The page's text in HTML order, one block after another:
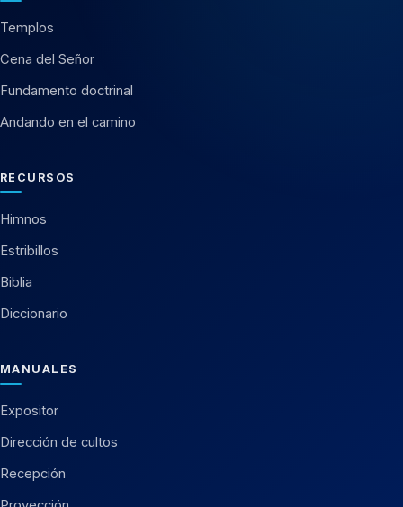
Templos
Cena del Señor
Fundamento doctrinal
Andando en el camino
RECURSOS
Himnos
Estribillos
Biblia
Diccionario
MANUALES
Expositor
Dirección de cultos
Recepción